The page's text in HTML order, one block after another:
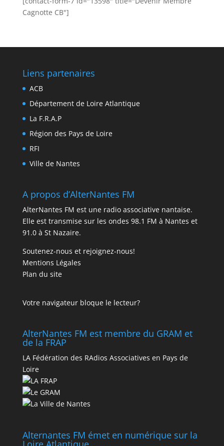
Cagnotte CB"]
Liens partenaires
ACB
Département de Loire Atlantique
La F.R.A.P
Région des Pays de Loire
RFI
Ville de Nantes
A propos d’AlterNantes FM
AlterNantes FM est une radio associative nantaise.
Elle est transmise sur les ondes 98.1 FM à Nantes et
91.0 à St Nazaire.
Soutenez-nous et rejoignez-nous!
Mentions Légales
Plan du site
Votre navigateur bloque le lecteur?
AlterNantes FM est membre du GRAM et
de la FRAP
LA Fédération des RAdios Associatives en Pays de
Loire
Alternantes FM émet en numérique sur la